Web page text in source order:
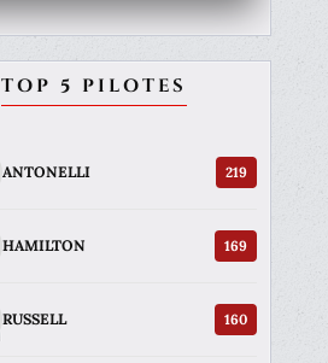
TOP 5 PILOTES
ANTONELLI 219
HAMILTON 169
RUSSELL 160